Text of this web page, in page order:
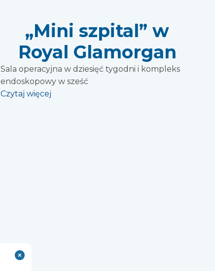
„Mini szpital” w
Royal Glamorgan
Sala operacyjna w dziesięć tygodni i kompleks
endoskopowy w sześć
Czytaj więcej